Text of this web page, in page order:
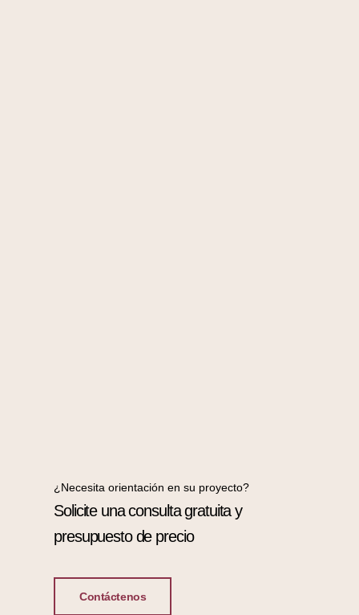
¿Necesita orientación en su proyecto?
Solicite una consulta gratuita y
presupuesto de precio
Contáctenos